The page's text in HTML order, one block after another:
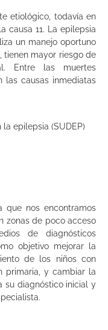
etiológico, todavía en
causa 11. La epilepsia
un manejo oportuno
tienen mayor riesgo de
Entre las muertes
las causas inmediatas
epilepsia (SUDEP)
que nos encontramos
zonas de poco acceso
de diagnósticos
objetivo mejorar la
de los niños con
primaria, y cambiar la
su diagnóstico inicial y